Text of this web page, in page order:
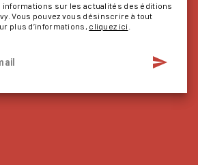
informations sur les actualités des éditions
Vous pouvez vous désinscrire à tout
plus d’informations, cliquez ici
send